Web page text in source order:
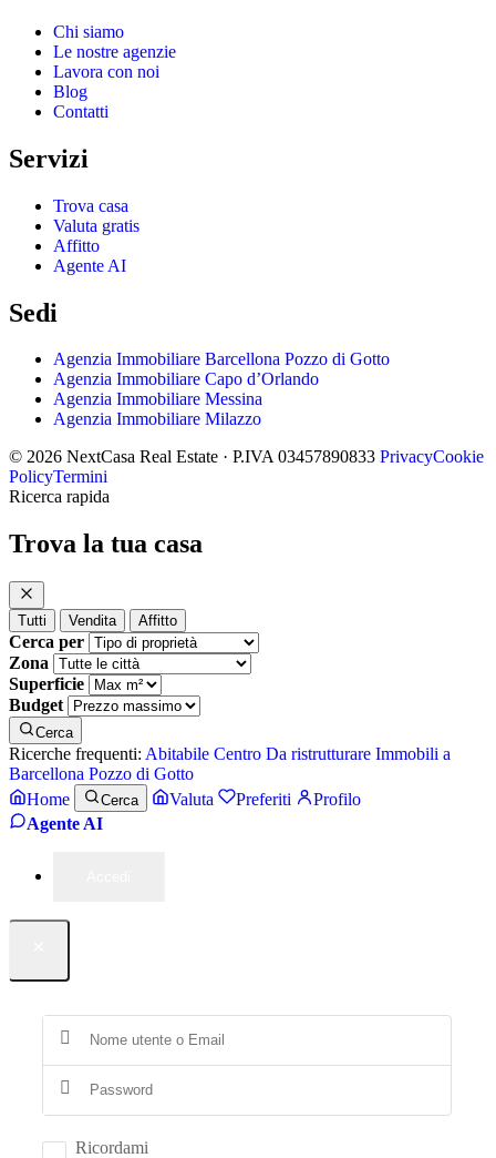
Chi siamo
Le nostre agenzie
Lavora con noi
Blog
Contatti
Servizi
Trova casa
Valuta gratis
Affitto
Agente AI
Sedi
Agenzia Immobiliare Barcellona Pozzo di Gotto
Agenzia Immobiliare Capo d’Orlando
Agenzia Immobiliare Messina
Agenzia Immobiliare Milazzo
© 2026 NextCasa Real Estate · P.IVA 03457890833 PrivacyCookie
PolicyTermini
Ricerca rapida
Trova la tua casa
Tutti Vendita Affitto
Cerca per
Zona
Superficie
Budget
Cerca
Ricerche frequenti: Abitabile Centro Da ristrutturare Immobili a
Barcellona Pozzo di Gotto
Home
Cerca Valuta Preferiti
Profilo
Agente AI
Ricordami